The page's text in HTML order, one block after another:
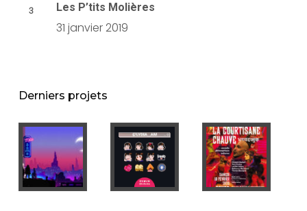
Les P’tits Molières
31 janvier 2019
Derniers projets